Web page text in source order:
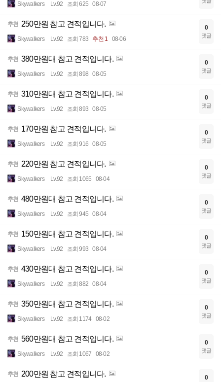
Skywalkers Lv.92 조회 625 08-07
추천 250만원 참고 견적입니다.
Skywalkers Lv.92 조회 783 추천 1 08-06
0
댓글
추천 380만원대 참고 견적입니다.
Skywalkers Lv.92 조회 898 08-05
0
댓글
추천 310만원대 참고 견적입니다.
Skywalkers Lv.92 조회 893 08-05
0
댓글
추천 170만원 참고 견적입니다.
Skywalkers Lv.92 조회 916 08-05
0
댓글
추천 220만원 참고 견적입니다.
Skywalkers Lv.92 조회 1065 08-04
0
댓글
추천 480만원대 참고 견적입니다.
Skywalkers Lv.92 조회 945 08-04
0
댓글
추천 150만원대 참고 견적입니다.
Skywalkers Lv.92 조회 993 08-04
0
댓글
추천 430만원대 참고 견적입니다.
Skywalkers Lv.92 조회 882 08-04
0
댓글
추천 350만원대 참고 견적입니다.
Skywalkers Lv.92 조회 1174 08-02
0
댓글
추천 560만원대 참고 견적입니다.
Skywalkers Lv.92 조회 1067 08-02
0
댓글
추천 200만원 참고 견적입니다. 0